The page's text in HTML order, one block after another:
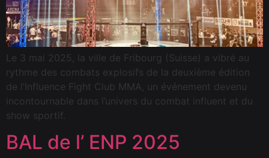
Le 3 mai 2025, la ville de Fribourg (Suisse) a vibré au
rythme des combats explosifs de la deuxième édition
de l’Influence Fight Club MMA, un événement devenu
incontournable dans l’univers du combat influent et du
show sportif.
BAL de l’ ENP 2025